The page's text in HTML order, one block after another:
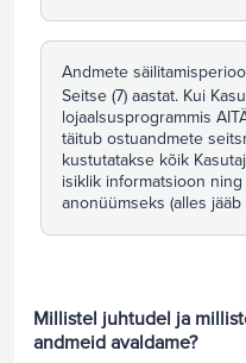
Andmete
Seitse (7) aastat. Kui
lojaalsusprogrammis
täitub ostuandmete
kustutatakse kõik
isiklik informatsioon
anonüümseks (alles
Millistel juhtudel ja
andmeid avaldame?